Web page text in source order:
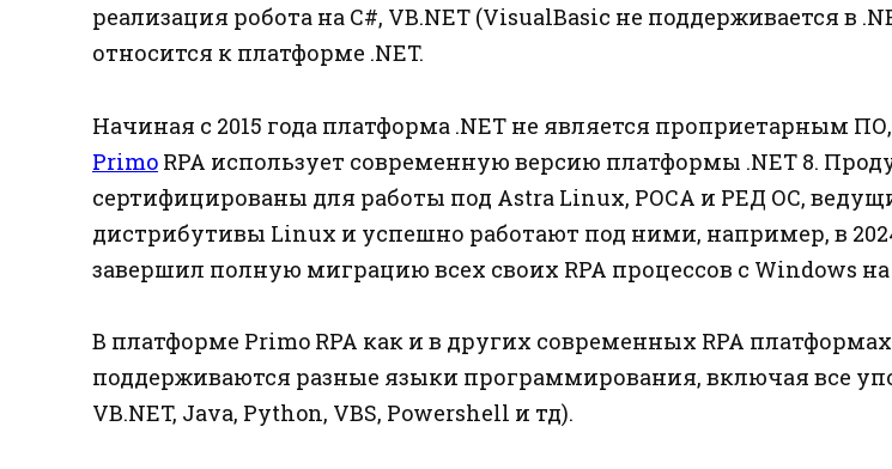
реализация робота на C#, VB.NET (VisualBasic не поддерживается в
относится к платформе .NET.
Начиная с 2015 года платформа .NET не является проприетарным
Primo RPA использует современную версию платформы .NET 8.
сертифицированы для работы под Astra Linux, РОСА и РЕД ОС,
дистрибутивы Linux и успешно работают под ними, например, в
завершил полную миграцию всех своих RPA процессов с Windows
В платформе Primo RPA как и в других современных RPA платформах
поддерживаются разные языки программирования, включая все
VB.NET, Java, Python, VBS, Powershell и тд).